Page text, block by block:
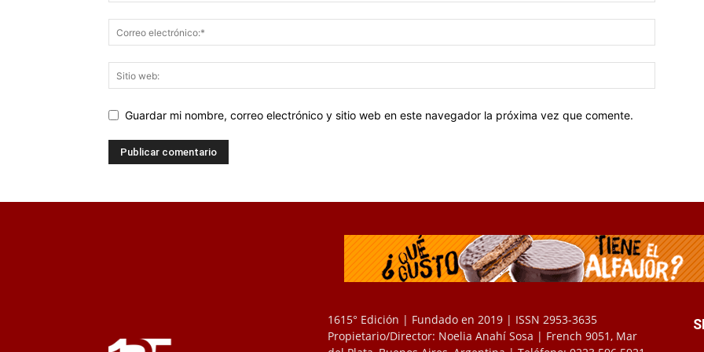
Guardar mi nombre, correo electrónico y sitio web en este navegador la próxima vez que comente.
1615° Edición | Fundado en 2019 | ISSN 2953-3635
Propietario/Director: Noelia Anahí Sosa | French 9051, Mar